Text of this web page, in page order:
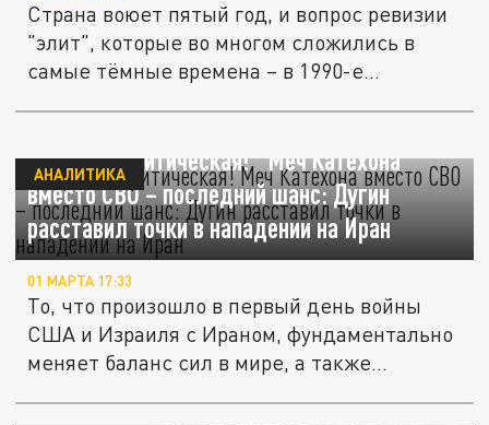
Страна воюет пятый год, и вопрос ревизии
"элит", которые во многом сложились в
самые тёмные времена – в 1990-е...
Ситуация критическая! "Меч Катехона"
вместо СВО – последний шанс: Дугин
расставил точки в нападении на Иран
АНАЛИТИКА
01 МАРТА 17:33
То, что произошло в первый день войны
США и Израиля с Ираном, фундаментально
меняет баланс сил в мире, а также...